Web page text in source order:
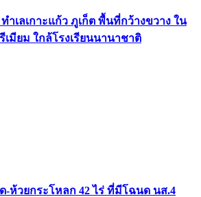
ำเลเกาะแก้ว ภูเก็ต พื้นที่กว้างขวาง ใน
มียม ใกล้โรงเรียนนานาชาติ
ห้วยกระโหลก 42 ไร่ ที่มีโฉนด นส.4